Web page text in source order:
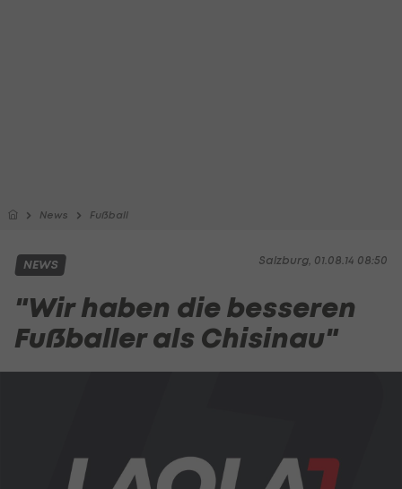
News Fußball
Salzburg, 01.08.14 08:50
NEWS
"Wir haben die besseren
Fußballer als Chisinau"